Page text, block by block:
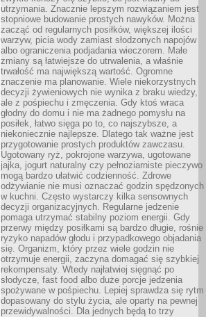
utrzymania. Znacznie lepszym rozwiązaniem jest
stopniowe budowanie prostych nawyków. Można
zacząć od regularnych posiłków, większej ilości
warzyw, picia wody zamiast słodzonych napojów
albo ograniczenia podjadania wieczorem. Małe
zmiany są łatwiejsze do utrwalenia, a właśnie
trwałość ma największą wartość. Ogromne
znaczenie ma planowanie. Wiele niekorzystnych
decyzji żywieniowych nie wynika z braku wiedzy,
ale z pośpiechu i zmęczenia. Gdy ktoś wraca
głodny do domu i nie ma żadnego pomysłu na
posiłek, łatwo sięga po to, co najszybsze, a
niekoniecznie najlepsze. Dlatego tak ważne jest
przygotowanie prostych produktów zawczasu.
Ugotowany ryż, pokrojone warzywa, ugotowane
jajka, jogurt naturalny czy pełnoziarniste pieczywo
mogą bardzo ułatwić codzienność. Zdrowe
odżywianie nie musi oznaczać godzin spędzonych
w kuchni. Często wystarczy kilka sensownych
decyzji organizacyjnych. Regularne jedzenie
pomaga utrzymać stabilny poziom energii. Gdy
przerwy między posiłkami są bardzo długie, rośnie
ryzyko napadów głodu i przypadkowego objadania
się. Organizm, który przez wiele godzin nie
otrzymuje energii, zaczyna domagać się szybkiej
rekompensaty. Wtedy najłatwiej sięgnąć po
słodycze, fast food albo duże porcje jedzenia
spożywane w pośpiechu. Lepiej sprawdza się rytm
dopasowany do stylu życia, ale oparty na pewnej
przewidywalności. Dla jednych będą to trzy